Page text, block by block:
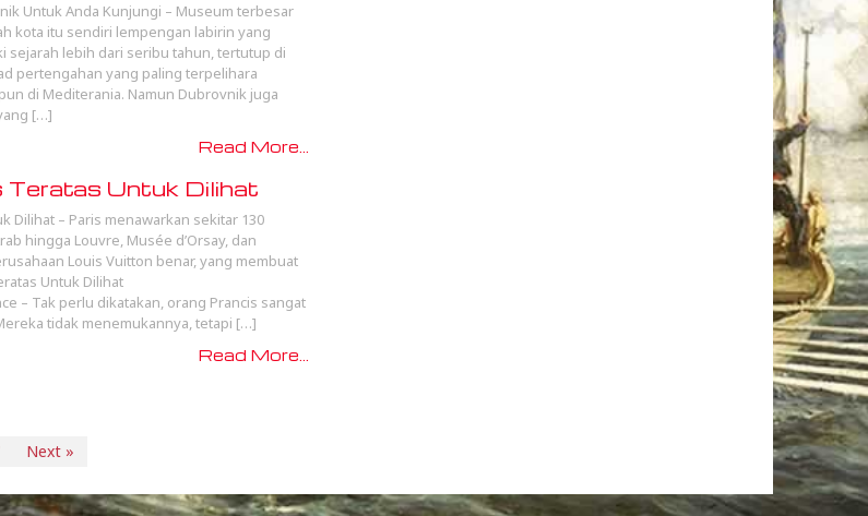
Untuk Anda Kunjungi – Museum terbesar
kota itu sendiri lempengan labirin yang
sejarah lebih dari seribu tahun, tertutup di
pertengahan yang paling terpelihara
di Mediterania. Namun Dubrovnik juga
[…]
Read More...
Teratas Untuk Dilihat
Dilihat – Paris menawarkan sekitar 130
hingga Louvre, Musée d’Orsay, dan
Louis Vuitton benar, yang membuat
Untuk Dilihat
– Tak perlu dikatakan, orang Prancis sangat
tidak menemukannya, tetapi […]
Read More...
Next »